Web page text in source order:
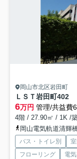
岡山市北区岩田町
ＬＳＴ岩田町402
6万円 管理/共益費
4階 / 27.90㎡ / 1K /
岡山電気軌道清輝
バス・トイレ別
フローリング
電